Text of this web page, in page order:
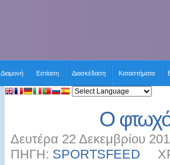
Διαμονή Εστίαση Διασκέδαση Καταστήματα
Ο
Δευτέρα 22 Δεκεμβρίου
ΠΗΓΗ: SPORTSFEED